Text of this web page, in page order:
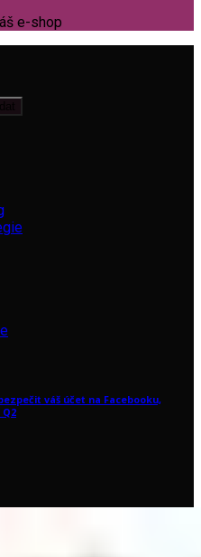
e-shop
váš účet na Facebooku,